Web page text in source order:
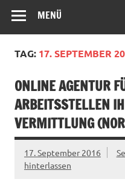
MENÜ
TAG: 17. SEPTEMBER
ONLINE AGENTUR
ARBEITSSTELLEN
VERMITTLUNG (
17. September 2016
hinterlassen